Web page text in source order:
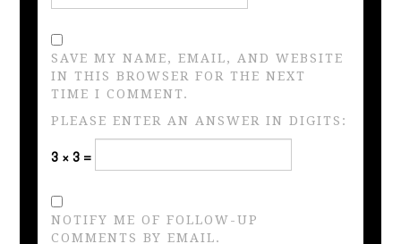
SAVE MY NAME, EMAIL, AND WEBSITE
IN THIS BROWSER FOR THE NEXT
TIME I COMMENT.
PLEASE ENTER AN ANSWER IN DIGITS:
3 × 3 =
NOTIFY ME OF FOLLOW-UP
COMMENTS BY EMAIL.